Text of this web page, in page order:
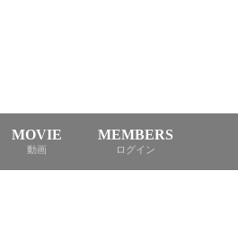
MOVIE
動画
MEMBERS
ログイン